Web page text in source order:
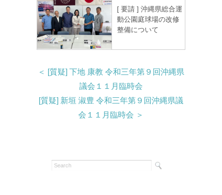
[ 要請 ] 沖縄県総合運
動公園庭球場の改修
整備について
＜ [質疑] 下地 康教 令和三年第９回沖縄県
議会１１月臨時会
[質疑] 新垣 淑豊 令和三年第９回沖縄県議
会１１月臨時会 ＞